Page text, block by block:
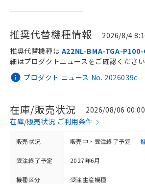
推奨代替機種情報 2026/8/4
プロダクト ニュース No. 2026039c
推奨代替機種は A22NL-BMA-TGA-P100-
細はプロダクトニュースをご確認ください
在庫/販売状況
2026/08/06
在庫/販売状況 ご利用条件
販売状況 販売中・受注終了予定
受注終了予定 2027年6月
機種区分 受注生産機種